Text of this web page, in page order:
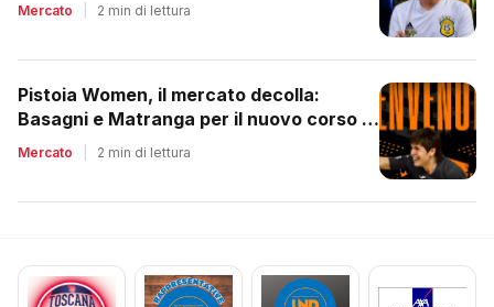
Mercato 2 min di lettura
Pistoia Women, il mercato decolla:
Basagni e Matranga per il nuovo corso di
Nico Lami
Mercato 2 min di lettura